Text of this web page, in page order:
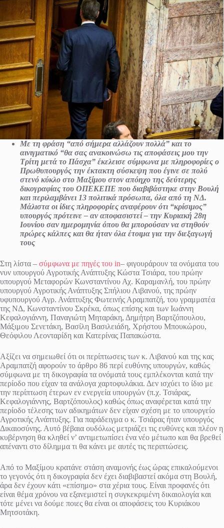
Με τη φράση “από σήμερα αλλάζουν πολλά” και το
αινιγματικό “θα σας ανακοινώσω τις αποφάσεις μου την
Τρίτη μετά το Πάσχα” έκελεισε σύμφωνα με πληροφορίες ο
Πρωθυπουργός την έκτακτη σύσκεψη που έγινε σε πολύ
στενό κύκλο στο Μαξίμου στον απόηχο της δεύτερης
δικογραφίας του ΟΠΕΚΕΠΕ που διαβιβάστηκε στην Βουλή
και περιλαμβάνει 13 πολιτικά πρόσωπα, όλα από τη ΝΔ.
Μάλιστα οι ίδιες πληροφορίες αναφέρουν ότι “κρίσιμος”
υπουργός πρότεινε – αν αποφασιστεί – την Κυριακή 28η
Ιουνίου σαν ημερομηνία όπου θα μπορούσαν να στηθούν
πρώρες κάλπες και θα ήταν όλα έτοιμα για την διεξαγωγή
τους
Στη λίστα – σύμφωνα με πηγές του in– φιγουράρουν τα ονόματα του
νυν υπουργού Αγροτικής Ανάπτυξης Κώστα Τσιάρα, του πρώην
υπουργού Μεταφορών Κωνσταντίνου Αχ. Καραμανλή, του πρώην
υπουργού Αγροτικής Ανάπτυξης Σπήλιου Λιβανού, της πρώην
υφυπουργού Αγρ. Ανάπτυξης Φωτεινής Αραμπατζή, του γραμματέα
της ΝΔ, Κωνσταντίνου Σκρέκα, όπως επίσης και των Ιωάννη
Κεφαλογιάννη, Παναγιώτη Μηταράκη, Δημήτρη Βαρτζόπουλου,
Μάξιμου Σενετάκη, Βασίλη Βασιλειάδη, Χρήστου Μπουκώρου,
Θεόφιλου Λεονταρίδη και Κατερίνας Παπακώστα.
Αξίζει να σημειωθεί ότι οι περίπτωσεις των κ. Λιβανού και της κας
Αραμπατζή αφορούν το άρθρο 86 περί ευθύνης υπουργών, καθώς
σύμφωνα με τη δικογραφία τα ονόματά τους εμπλέκονται κατά την
περίοδο που είχαν τα ανάλογα χαρτοφυλάκια. Δεν ισχύει το ίδιο με
την περίπτωση έτερων εν ενεργεία υπουργών (π.χ. Τσιάρας,
Κεφαλογιάννης, Βαρτζόπουλος) καθώς όπως αναφέρεται κατά την
περίοδο τέλεσης των αδικημάτων δεν είχαν σχέση με το υπουργείο
Αγροτικής Ανάπτυξης. Για παράδειγμα ο κ. Τσιάρας ήταν υπουργός
Δικαιοσύνης. Αυτό βέβαια ουδόλως μετριάζει τις ευθύνες και πλέον η
κυβέρνηση θα κληθεί ν’ αντιμετωπίσει ένα νέο μέτωπο και θα βρεθεί
απέναντι στο δίλημμα τι θα κάνει με αυτές τις περιπτώσεις.
Από το Μαξίμου κρατάνε στάση αναμονής έως ώρας επικαλούμενοι
το γεγονός ότι η δικογραφία δεν έχει διαβιβαστεί ακόμα στη Βουλή,
άρα δεν έχουν κάτι «επίσημο» στα χέρια τους. Είναι προφανές ότι
είναι θέμα χρόνου να εξανεμιστεί η συγκεκριμένη δικαιολογία και
τότε μένει να δούμε ποιες θα είναι οι αποφάσεις του Κυριάκου
Μητσοτάκη.